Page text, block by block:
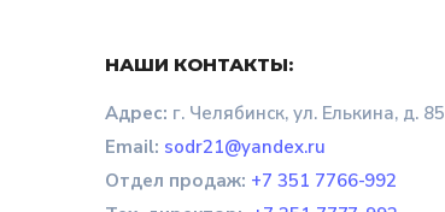
НАШИ КОНТАКТЫ:
Адрес: г. Челябинск, ул. Елькина, д. 85
Email: sodr21@yandex.ru
Отдел продаж: +7 351 7766-992